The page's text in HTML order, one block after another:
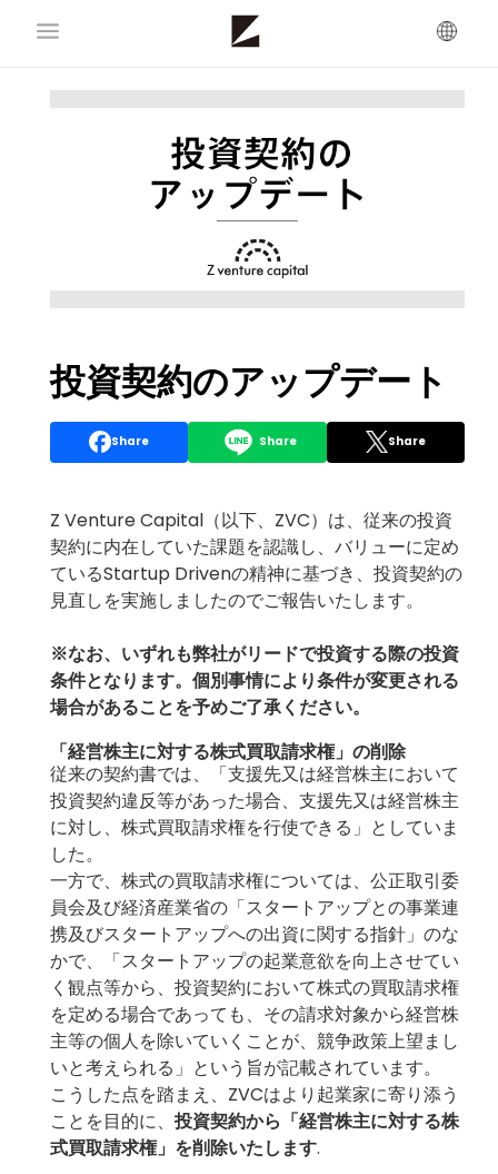
投資契約のアップデート
Share Share Share
Z Venture Capital（以下、ZVC）は、従来の投資
契約に内在していた課題を認識し、バリューに定め
ているStartup Drivenの精神に基づき、投資契約の
見直しを実施しましたのでご報告いたします。
※なお、いずれも弊社がリードで投資する際の投資
条件となります。個別事情により条件が変更される
場合があることを予めご了承ください。
「経営株主に対する株式買取請求権」の削除
従来の契約書では、「支援先又は経営株主において
投資契約違反等があった場合、支援先又は経営株主
に対し、株式買取請求権を行使できる」としていま
した。
一方で、株式の買取請求権については、公正取引委
員会及び経済産業省の「スタートアップとの事業連
携及びスタートアップへの出資に関する指針 」のな
かで、「スタートアップの起業意欲を向上させてい
く観点等から、投資契約において株式の買取請求権
を定める場合であっても、その請求対象から経営株
主等の個人を除いていくことが、競争政策上望まし
いと考えられる」という旨が記載されています。
こうした点を踏まえ、ZVCはより起業家に寄り添う
ことを目的に、 投資契約から「経営株主に対する株
式買取請求権」を削除いたします.